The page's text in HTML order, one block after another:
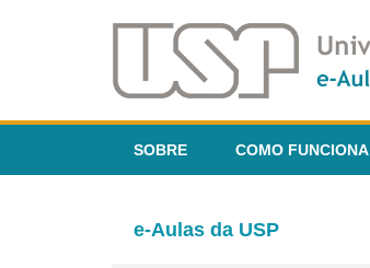
SOBRE COMO FUNCIONA
e-Aulas da USP